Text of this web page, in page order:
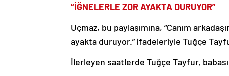
“İĞNELERLE ZOR AYAKTA DURUYOR”
Uçmaz, bu paylaşımına, “Canım
ayakta duruyor.” ifadeleriyle Tuğçe
İlerleyen saatlerde Tuğçe Tayfur,